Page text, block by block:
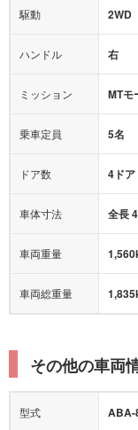
アダプティブクルー
ヒルディセントコント
オートマチックハイ
駆動 2WD
ハンドル 右
ミッション MTモ
乗車定員 5名
ドア数 4ドア
車体寸法 全長
車両重量
車両総重量
その他の車両
型式 ABA-